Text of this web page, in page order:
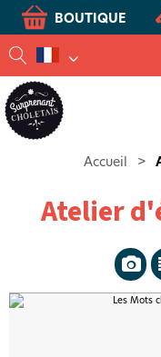
BOUTIQUE
Accueil >
Atelier